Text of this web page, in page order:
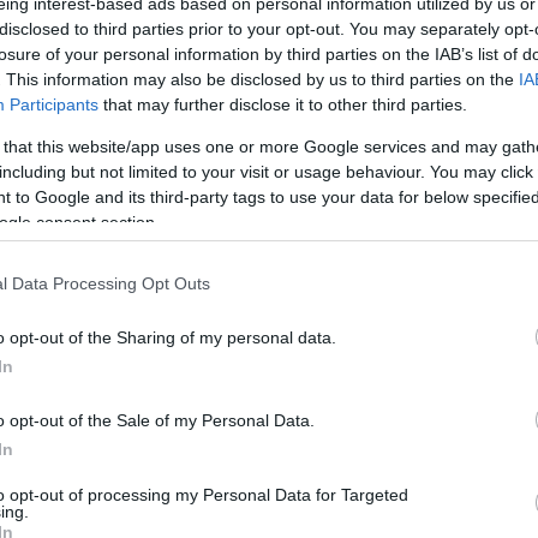
to third parties prior to your opt-out. You may separately
of your personal information by third parties on the IAB’s list of
This information may also be disclosed by us to third parties on the
Participants that may further disclose it to other third parties.
that this website/app uses one or more Google services and may
but not limited to your visit or usage behaviour. You may
to Google and its third-party tags to use your data for below
consent section.
Data Processing Opt Outs
opt-out of the Sharing of my personal data.
opt-out of the Sale of my Personal Data.
opt-out of processing my Personal Data for Targeted
azt írja, hogy aDialog mit Mozartcímű szimfonikus
kamaraegyüttesre írott darab szimfonikus átirata, amely
archívumában található Mozart kézirattöredékekre
ki, ezeket szövi tovább saját fantáziája szerint. A
barokk concerto grosso jelleget is kölcsönözve a Mozarttal
Stockhausen volt az ihletője, címzettje és első előadója a
csak kiindulási pont ebben a műben. A „futóáramlás" (jet
vízszintes légáramlási zónákra.
sikló sas)
című zenekari darabot a Baszk Nemzeti Zenekar
elsődleges inspirációs forrását a baszk népzene jelentette,
a mű koncepciójának kialakítása során.